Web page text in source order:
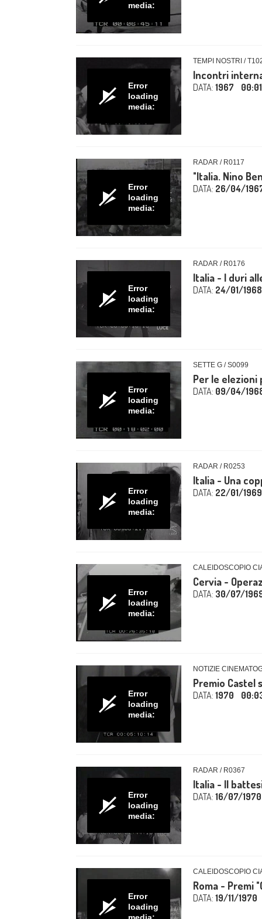
media:
Error
loading
media:
TEMPI NOSTRI /
Incontri
DATA: 1967
Error
loading
media:
RADAR / R0117
"Italia. Nino
DATA: 26/04/
Error
loading
media:
RADAR / R0176
Italia - I duri
DATA: 24/01/1968
Error
loading
media:
SETTE G / S0099
Per le elezioni
DATA: 09/04/
Error
loading
media:
RADAR / R0253
Italia - Una
DATA: 22/01/1969
Error
loading
media:
CALEIDOSCOPIO
Cervia -
DATA: 30/07/
Error
loading
media:
NOTIZIE
Premio Castel
DATA: 1970
Error
loading
media:
RADAR / R0367
Italia - Il
DATA: 16/07/1970
Error
loading
CALEIDOSCOPIO
Roma - Premi
DATA: 19/11/1970